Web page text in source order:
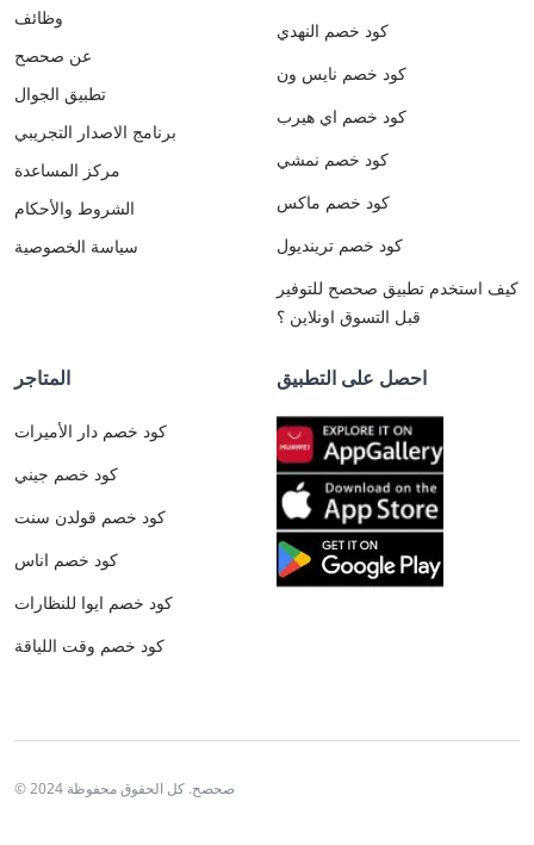
وظائف
عن صحصح
تطبيق الجوال
برنامج الاصدار التجريبي
مركز المساعدة
الشروط والأحكام
سياسة الخصوصية
كود خصم النهدي
كود خصم نايس ون
كود خصم اي هيرب
كود خصم نمشي
كود خصم ماكس
كود خصم ترينديول
كيف استخدم تطبيق صحصح للتوفير
قبل التسوق اونلاين ؟
المتاجر
كود خصم دار الأميرات
كود خصم جيني
كود خصم قولدن سنت
كود خصم اناس
كود خصم ايوا للنظارات
كود خصم وقت اللياقة
احصل على التطبيق
© 2024 صحصح. كل الحقوق محفوظة